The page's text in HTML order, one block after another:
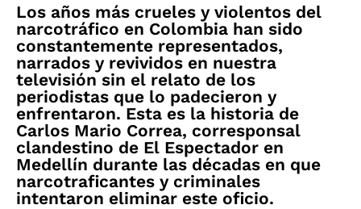
Los años más crueles y violentos del
narcotráfico en Colombia han sido
constantemente representados,
narrados y revividos en nuestra
televisión sin el relato de los
periodistas que lo padecieron y
enfrentaron. Esta es la historia de
Carlos Mario Correa, corresponsal
clandestino de El Espectador en
Medellín durante las décadas en que
narcotraficantes y criminales
intentaron eliminar este oficio.